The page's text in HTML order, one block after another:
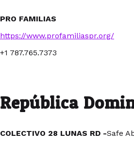
PRO FAMILIAS
https://www.profamiliaspr.org/
+1 787.765.7373
República
COLECTIVO 28 LUNAS RD -Safe